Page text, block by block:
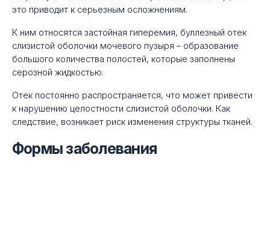
это приводит к серьезным осложнениям.
К ним относятся застойная гиперемия, буллезный отек
слизистой оболочки мочевого пузыря – образование
большого количества полостей, которые заполнены
серозной жидкостью.
Отек постоянно распространяется, что может привести
к нарушению целостности слизистой оболочки. Как
следствие, возникает риск изменения структуры тканей.
Формы заболевания